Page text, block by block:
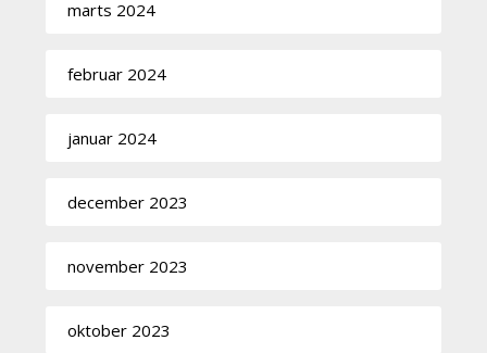
marts 2024
februar 2024
januar 2024
december 2023
november 2023
oktober 2023